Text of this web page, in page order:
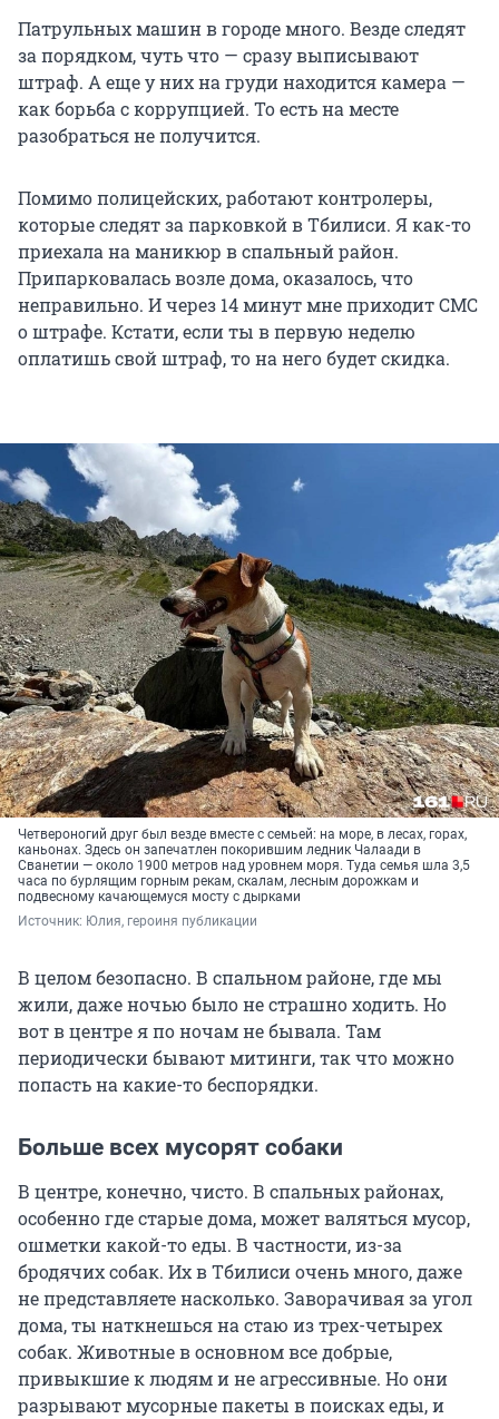
Патрульных машин в городе много. Везде следят
за порядком, чуть что — сразу выписывают
штраф. А еще у них на груди находится камера —
как борьба с коррупцией. То есть на месте
разобраться не получится.
Помимо полицейских, работают контролеры,
которые следят за парковкой в Тбилиси. Я как-то
приехала на маникюр в спальный район.
Припарковалась возле дома, оказалось, что
неправильно. И через 14 минут мне приходит СМС
о штрафе. Кстати, если ты в первую неделю
оплатишь свой штраф, то на него будет скидка.
Четвероногий друг был везде вместе с семьей: на море, в лесах, горах,
каньонах. Здесь он запечатлен покорившим ледник Чалаади в
Сванетии — около 1900 метров над уровнем моря. Туда семья шла 3,5
часа по бурлящим горным рекам, скалам, лесным дорожкам и
подвесному качающемуся мосту с дырками
Источник: Юлия, героиня публикации
В целом безопасно. В спальном районе, где мы
жили, даже ночью было не страшно ходить. Но
вот в центре я по ночам не бывала. Там
периодически бывают митинги, так что можно
попасть на какие-то беспорядки.
Больше всех мусорят собаки
В центре, конечно, чисто. В спальных районах,
особенно где старые дома, может валяться мусор,
ошметки какой-то еды. В частности, из-за
бродячих собак. Их в Тбилиси очень много, даже
не представляете насколько. Заворачивая за угол
дома, ты наткнешься на стаю из трех-четырех
собак. Животные в основном все добрые,
привыкшие к людям и не агрессивные. Но они
разрывают мусорные пакеты в поисках еды, и